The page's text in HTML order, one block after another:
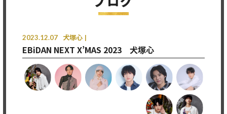
2023.12.07 犬塚心
EBiDAN NEXT X’MAS 2023 犬塚心